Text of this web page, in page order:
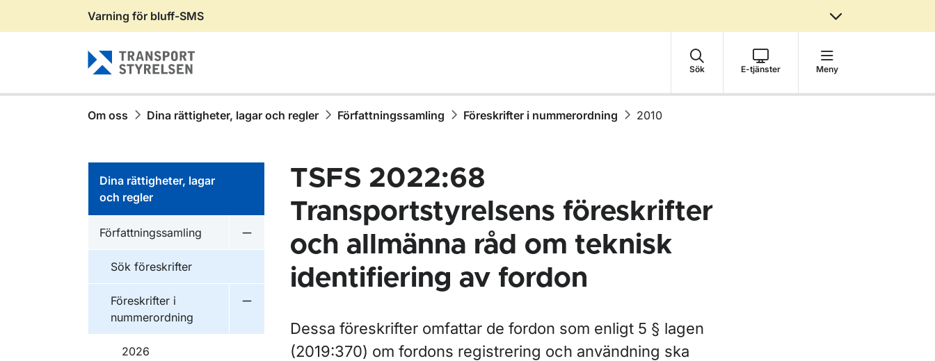
Gå till sidans innehåll
Varning för bluff-SMS
Sök E-tjänster Meny
Om oss Dina rättigheter, lagar och regler Författningssamling Föreskrifter i nummerordning 2010
Dina rättigheter, lagar
och regler
Författningssamling
Undermeny för Författningssamling
Sök föreskrifter
Föreskrifter i
nummerordning
2026
TSFS 2022:68
Transportstyrelsens föreskrifter
och allmänna råd om teknisk
identifiering av fordon
Dessa föreskrifter omfattar de fordon som enligt 5 § lagen
(2019:370) om fordons registrering och användning ska